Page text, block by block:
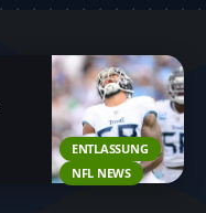
ENTLASSUNG
NFL NEWS